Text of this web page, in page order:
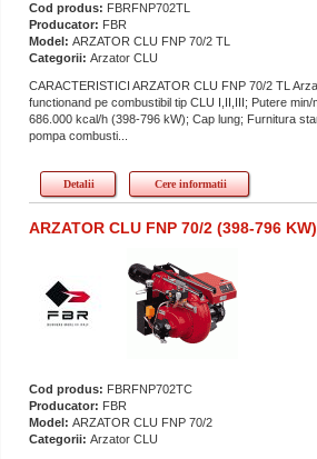
Cod produs: FBRFNP702TL
Producator: FBR
Model: ARZATOR CLU FNP 70/2 TL
Categorii: Arzator CLU
CARACTERISTICI ARZATOR CLU FNP 70/2 TL
functionand pe combustibil tip CLU I,II,III; Putere
686.000 kcal/h (398-796 kW); Cap lung;
pompa combusti...
Detalii Cere informatii
ARZATOR CLU FNP 70/2 (398-796 KW)
Cod produs: FBRFNP702TC
Producator: FBR
Model: ARZATOR CLU FNP 70/2
Categorii: Arzator CLU